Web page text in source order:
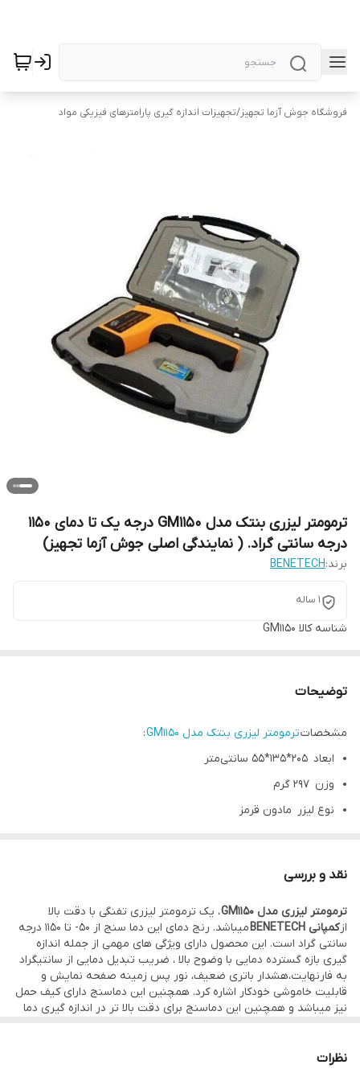
فروشگاه جوش آزما تجهیز/تجهیزات اندازه گیری پارامترهای فیزیکی مواد
ترمومتر لیزری بنتک مدل GM1150 درجه یک تا دمای 1150
درجه سانتی گراد. ( نمایندگی اصلی جوش آزما تجهیز)
برند:BENETECH
1 ساله
شناسه کالا GM1150
توضیحات
مشخصاتترمومتر لیزری بنتک مدل GM1150
:
ابعاد 205*135*55 سانتی‌متر
وزن 297 گرم
نوع لیزر مادون قرمز
دمایی 50- تا 0 دقت 3± درجه سانتی گراد
باتری دارد
توضیحات باتری باتری 9V کتابی
قابلیت خاموش شدن خودکار دارد
اقلام همراهترمومتر لیزریدارای باتری 9V کتابی
دارای کیف حمل سایر توضیحات
دارای Emissivity (تابش) قابل تنظیم
نقد و بررسی
ترمومتر لیزری مدل GM1150
، یک ترمومتر لیزری تفنگی با دقت بالا
ازکمپانی BENETECH
میباشد‏.‏ رنج دمای این دما سنج از 50- تا 1150 درجه
سانتی گراد است. این محصول دارای ویژگی های مهمی از جمله اندازه
گیری بازه گسترده دمایی با وضوح بالا ، ضریب تبدیل دمایی از سانتیگراد
به فارنهایت،هشدار باتری ضعیف، نور پس زمینه صفحه نمایش و
قابلیت خاموشی خودکار اشاره کرد‏.‏ همچنین این دماسنج دارای کیف حمل
نیز میباشد و همچنین این دماسنج برای دقت بالا تر در اندازه گیری دما
نظرات